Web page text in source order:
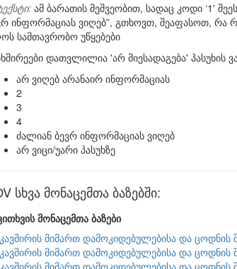
ამ ბარათის მეშვეობით, სადაც კოდი ‘1'
ინფორმაციას ვიღებ”, გთხოვთ, შეაფასოთ, რა
სამთავრობო უწყებები
დათვლილია 'არ მიესადაგება' პასუხის
არ ვიღებ არანაირ ინფორმაციას
2
3
4
ძალიან ბევრ ინფორმაციას ვიღებ
არ ვიცი/უარი პასუხზე
სხვა მონაცემთა ბაზებში:
მონაცემთა ბაზები
მიმართ დამოკიდებულებისა და ცოდნის
მიმართ დამოკიდებულებისა და ცოდნის
მიმართ დამოკიდებულებისა და ცოდნის